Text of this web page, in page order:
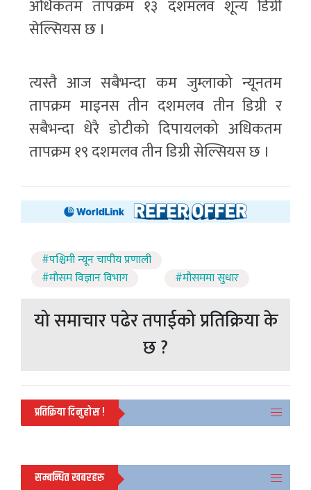
अधिकतम तापक्रम १३ दशमलव शून्य डिग्री
सेल्सियस छ ।
त्यस्तै आज सबैभन्दा कम जुम्लाको न्यूनतम
तापक्रम माइनस तीन दशमलव तीन डिग्री र
सबैभन्दा धेरै डोटीको दिपायलको अधिकतम
तापक्रम १९ दशमलव तीन डिग्री सेल्सियस छ ।
#पश्चिमी न्यून चापीय प्रणाली
#मौसम विज्ञान विभाग
#मौसममा सुधार
यो समाचार पढेर तपाईको प्रतिक्रिया के
छ ?
प्रतिक्रिया दिनुहोस !
सम्बन्धित खबरहरु